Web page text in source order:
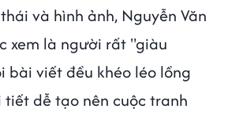
và hình ảnh, Nguyễn Văn
xem là người rất "giàu
bài viết đều khéo léo lồng
dễ tạo nên cuộc tranh